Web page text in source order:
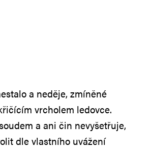
a neděje, zmíněné
vrcholem ledovce.
a ani čin nevyšetřuje,
dle vlastního uvážení